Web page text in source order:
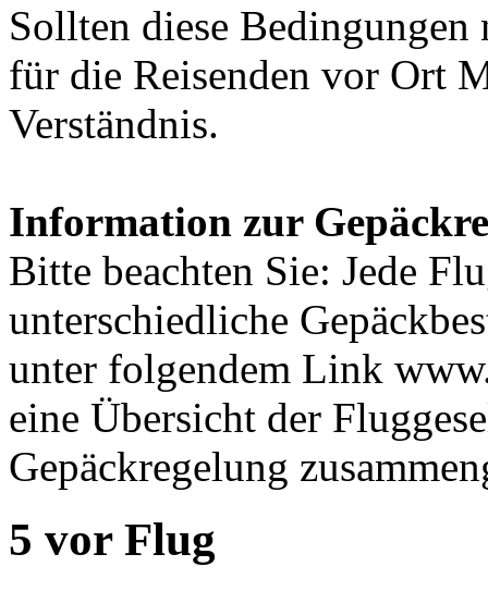
Sollten diese
für die Reisenden vor Ort
Verständnis.
Information zur
Bitte beachten Sie: Jede
unterschiedliche
unter folgendem Link
eine Übersicht der
Gepäckregelung
5 vor Flug